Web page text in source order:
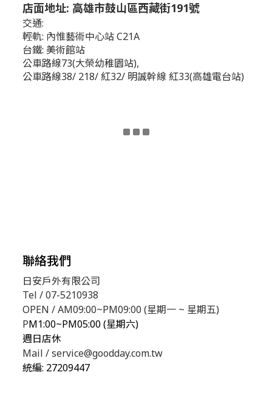
店面地址: 高雄市鼓山區西藏街191號
交通:
輕軌: 內惟藝術中心站 C21A
台鐵: 美術館站
公車路線73(大榮幼稚園站),
公車路線38/ 218/ 紅32/ 明誠幹線 紅33(高雄電台站)
聯絡我們
日安戶外有限公司
Tel / 07-5210938
OPEN / AM09:00~PM09:00 (星期一 ~ 星期五)
PM1:00~PM05:00 (星期六)
週日店休
Mail / service@goodday.com.tw
統編: 27209447